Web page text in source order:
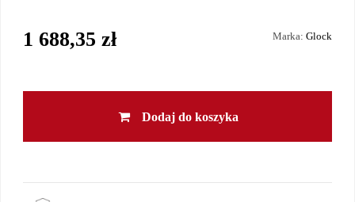
Marka: Glock
1 688,35 zł
Dodaj do koszyka